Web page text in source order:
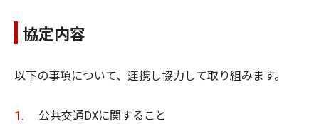
協定内容
以下の事項について、連携し協力して取り組みます。
公共交通DXに関すること